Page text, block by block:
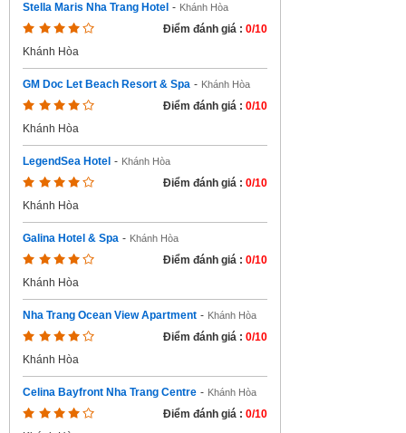
Stella Maris Nha Trang Hotel - Khánh Hòa
Điểm đánh giá : 0/10
Khánh Hòa
GM Doc Let Beach Resort & Spa - Khánh Hòa
Điểm đánh giá : 0/10
Khánh Hòa
LegendSea Hotel - Khánh Hòa
Điểm đánh giá : 0/10
Khánh Hòa
Galina Hotel & Spa - Khánh Hòa
Điểm đánh giá : 0/10
Khánh Hòa
Nha Trang Ocean View Apartment - Khánh Hòa
Điểm đánh giá : 0/10
Khánh Hòa
Celina Bayfront Nha Trang Centre - Khánh Hòa
Điểm đánh giá : 0/10